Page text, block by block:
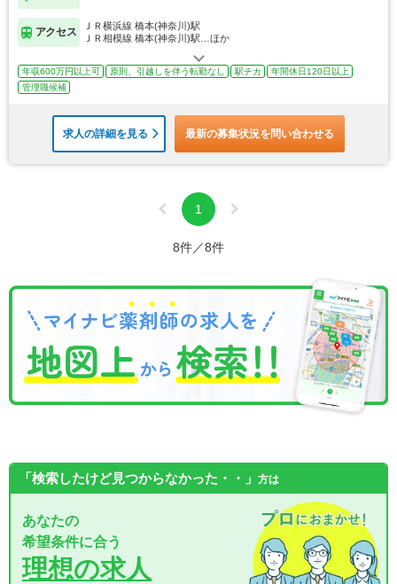
アクセス
ＪＲ横浜線 橋本(神奈川)駅
ＪＲ相模線 橋本(神奈川)駅…ほか
年収600万円以上可 原則、引越しを伴う転勤なし 駅チカ
年間休日120日以上
管理職候補
求人の詳細を見る 最新の募集状況を問い合わせる
1
8件／8件
「検索したけど見つからなかった・・」 方は
あなたの
希望条件に合う
理想の求人